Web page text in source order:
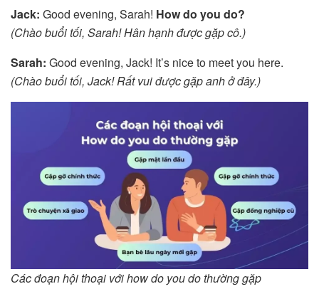
Jack: Good evening, Sarah! How do you do?
(Chào buổi tối, Sarah! Hân hạnh được gặp cô.)
Sarah: Good evening, Jack! It’s nice to meet you here.
(Chào buổi tối, Jack! Rất vui được gặp anh ở đây.)
Các đoạn hội thoại với how do you do thường gặp